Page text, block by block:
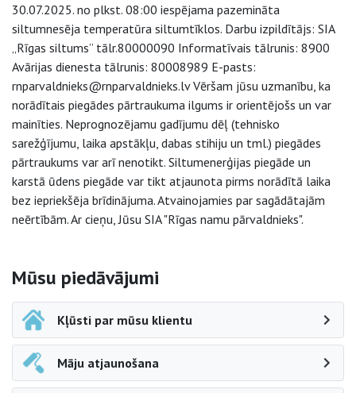
30.07.2025. no plkst. 08:00 iespējama pazemināta
siltumnesēja temperatūra siltumtīklos. Darbu izpildītājs: SIA
„Rīgas siltums” tālr.80000090 Informatīvais tālrunis: 8900
Avārijas dienesta tālrunis: 80008989 E-pasts:
rnparvaldnieks@rnparvaldnieks.lv Vēršam jūsu uzmanību, ka
norādītais piegādes pārtraukuma ilgums ir orientējošs un var
mainīties. Neprognozējamu gadījumu dēļ (tehnisko
sarežģījumu, laika apstākļu, dabas stihiju un tml.) piegādes
pārtraukums var arī nenotikt. Siltumenerģijas piegāde un
karstā ūdens piegāde var tikt atjaunota pirms norādītā laika
bez iepriekšēja brīdinājuma. Atvainojamies par sagādātajām
neērtībām. Ar cieņu, Jūsu SIA "Rīgas namu pārvaldnieks".
Sāna navigācija
Mūsu piedāvājumi
Kļūsti par mūsu klientu
Māju atjaunošana